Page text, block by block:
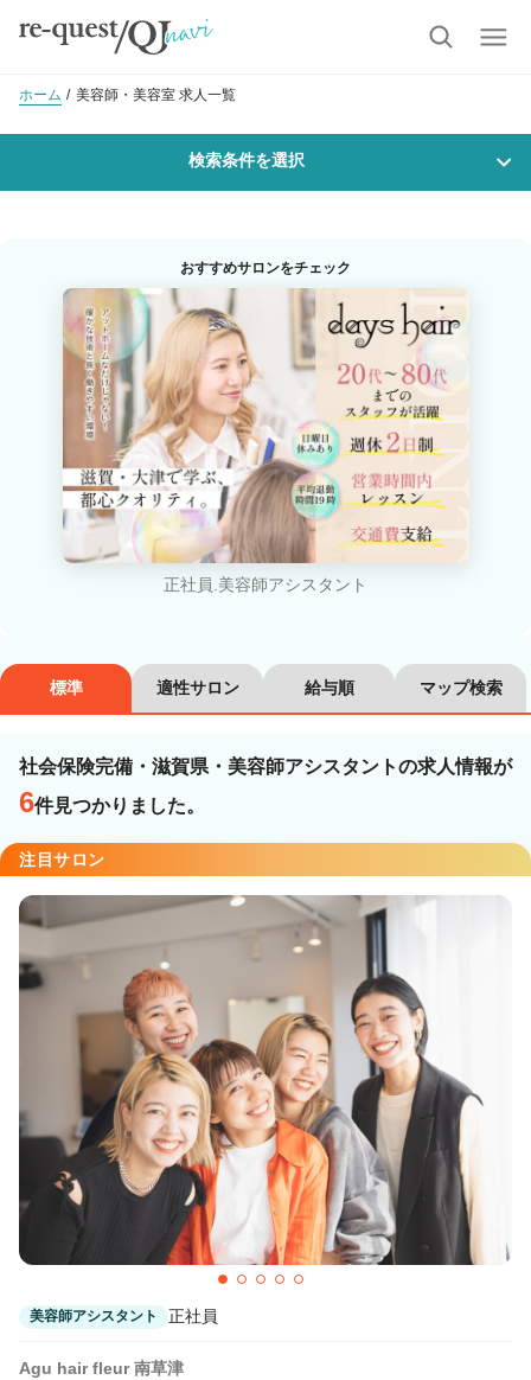
ホーム 美容師・美容室 求人一覧
検索条件を選択
沿線・駅を選択 市区町村を選択
技能ランク
美容師スタイリスト 美容師アシスタント
カラーリスト フロント・レセプション
ヘアメイク・美容部員 アイリスト
講師・インストラクター 営業・販売スタッフ・その他
雇用形態
業務委託・フリーランス
社会保険完備 詳細条件を変更
この条件の求人数6件
検索する
おすすめサロンをチェック
正社員.美容師アシスタント
標準 適性サロン 給与順 マップ検索
社会保険完備・滋賀県・美容師アシスタントの求人情報が
6件見つかりました。
注目サロン
美容師アシスタント 正社員
Agu hair fleur 南草津